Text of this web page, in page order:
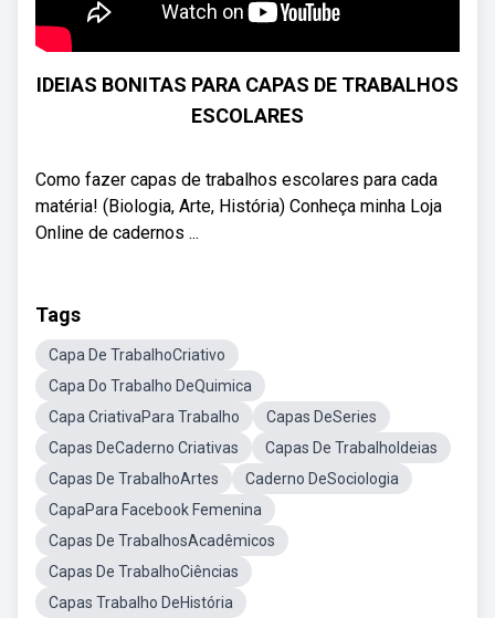
IDEIAS BONITAS PARA CAPAS DE TRABALHOS
ESCOLARES
Como fazer capas de trabalhos escolares para cada
matéria! (Biologia, Arte, História) Conheça minha Loja
Online de cadernos ...
Tags
Capa De TrabalhoCriativo
Capa Do Trabalho DeQuimica
Capa CriativaPara Trabalho
Capas DeSeries
Capas DeCaderno Criativas
Capas De TrabalhoIdeias
Capas De TrabalhoArtes
Caderno DeSociologia
CapaPara Facebook Femenina
Capas De TrabalhosAcadêmicos
Capas De TrabalhoCiências
Capas Trabalho DeHistória